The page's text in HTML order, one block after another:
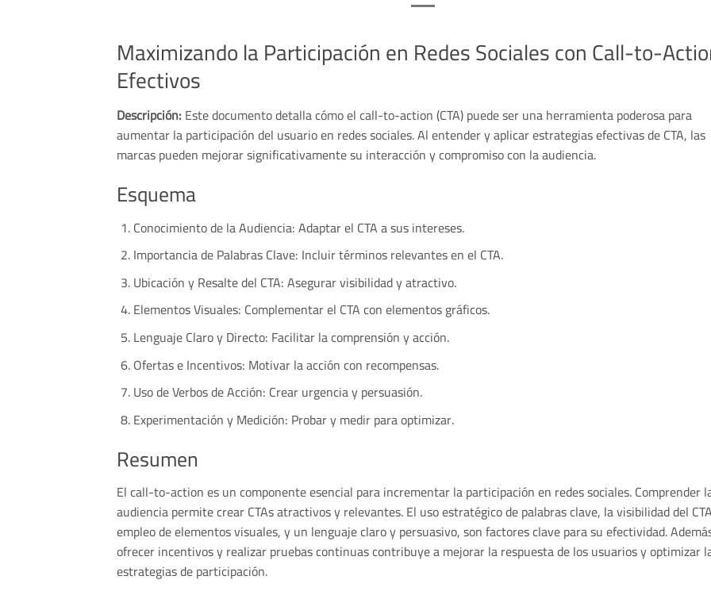
Maximizando la Participación en Redes Sociales con Call-to-
Efectivos
Descripción: Este documento detalla cómo el call-to-action (CTA) puede ser una herramienta poderosa para
aumentar la participación del usuario en redes sociales. Al entender y aplicar estrategias efectivas de CTA, las
marcas pueden mejorar significativamente su interacción y compromiso con la audiencia.
Esquema
Conocimiento de la Audiencia: Adaptar el CTA a sus intereses.
Importancia de Palabras Clave: Incluir términos relevantes en el CTA.
Ubicación y Resalte del CTA: Asegurar visibilidad y atractivo.
Elementos Visuales: Complementar el CTA con elementos gráficos.
Lenguaje Claro y Directo: Facilitar la comprensión y acción.
Ofertas e Incentivos: Motivar la acción con recompensas.
Uso de Verbos de Acción: Crear urgencia y persuasión.
Experimentación y Medición: Probar y medir para optimizar.
Resumen
El call-to-action es un componente esencial para incrementar la participación en redes sociales. Comprender
audiencia permite crear CTAs atractivos y relevantes. El uso estratégico de palabras clave, la visibilidad del
empleo de elementos visuales, y un lenguaje claro y persuasivo, son factores clave para su efectividad.
ofrecer incentivos y realizar pruebas continuas contribuye a mejorar la respuesta de los usuarios y optimizar
estrategias de participación.